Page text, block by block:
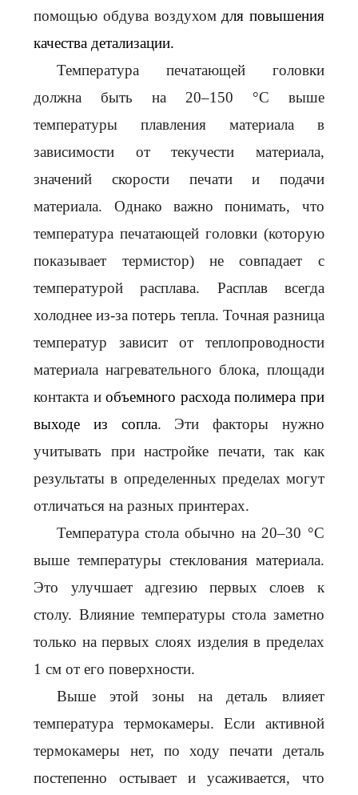
помощью обдува воздухом для повышения
качества детализации.
Температура печатающей головки
должна быть на 20–150 °C выше
температуры плавления материала в
зависимости от текучести материала,
значений скорости печати и подачи
материала. Однако важно понимать, что
температура печатающей головки (которую
показывает термистор) не совпадает с
температурой расплава. Расплав всегда
холоднее из-за потерь тепла. Точная разница
температур зависит от теплопроводности
материала нагревательного блока, площади
контакта иобъемного расхода полимера при
выходе из сопла. Эти факторы нужно
учитывать при настройке печати, так как
результаты в определенных пределах могут
отличаться на разных принтерах.
Температура стола обычно на 20–30 °C
выше температуры стеклования материала.
Это улучшает адгезию первых слоев к
столу. Влияние температуры стола заметно
только на первых слоях изделия в пределах
1 см от его поверхности.
Выше этой зоны на деталь влияет
температура термокамеры. Если активной
термокамеры нет, по ходу печати деталь
постепенно остывает и усаживается, что